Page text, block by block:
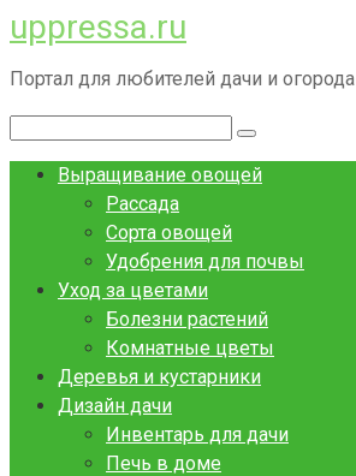
Перейти
к
контенту
uppressa.ru
Портал для любителей дачи и огорода
Выращивание овощей
Рассада
Сорта овощей
Удобрения для почвы
Уход за цветами
Болезни растений
Комнатные цветы
Деревья и кустарники
Дизайн дачи
Инвентарь для дачи
Печь в доме